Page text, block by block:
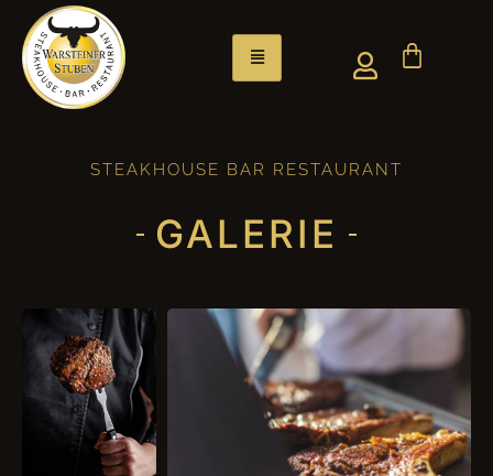
STEAKHOUSE BAR RESTAURANT
GALERIE